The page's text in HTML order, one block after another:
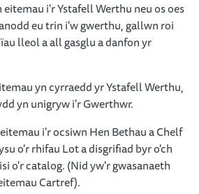
i'r Ystafell Werthu neu os oes
eu trin i'w gwerthu, gallwn roi
lleol a all gasglu a danfon yr
yn cyrraedd yr Ystafell Werthu,
yn unigryw i'r Gwerthwr.
i'r ocsiwn Hen Bethau a Chelf
o'r rhifau Lot a disgrifiad byr o'ch
o'r catalog. (Nid yw'r gwasanaeth
Cartref).